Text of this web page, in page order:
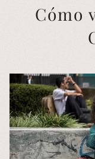
Cómo